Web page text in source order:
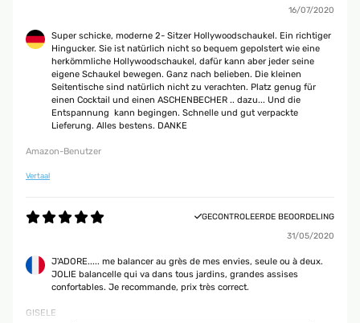
16/07/2020
Super schicke, moderne 2- Sitzer Hollywoodschaukel. Ein richtiger
Hingucker. Sie ist natürlich nicht so bequem gepolstert wie eine
herkömmliche Hollywoodschaukel, dafür kann aber jeder seine
eigene Schaukel bewegen. Ganz nach belieben. Die kleinen
Seitentische sind natürlich nicht zu verachten. Platz genug für
einen Cocktail und einen ASCHENBECHER .. dazu... Und die
Entspannung ‍️ kann begingen. Schnelle und gut verpackte
Lieferung. Alles bestens. DANKE
Amazon-Benutzer
Vertaal
GECONTROLEERDE BEOORDELING
31/05/2020
J'ADORE..... me balancer au grès de mes envies, seule ou à deux.
JOLIE balancelle qui va dans tous jardins, grandes assises
confortables. Je recommande, prix très correct.
GISELE